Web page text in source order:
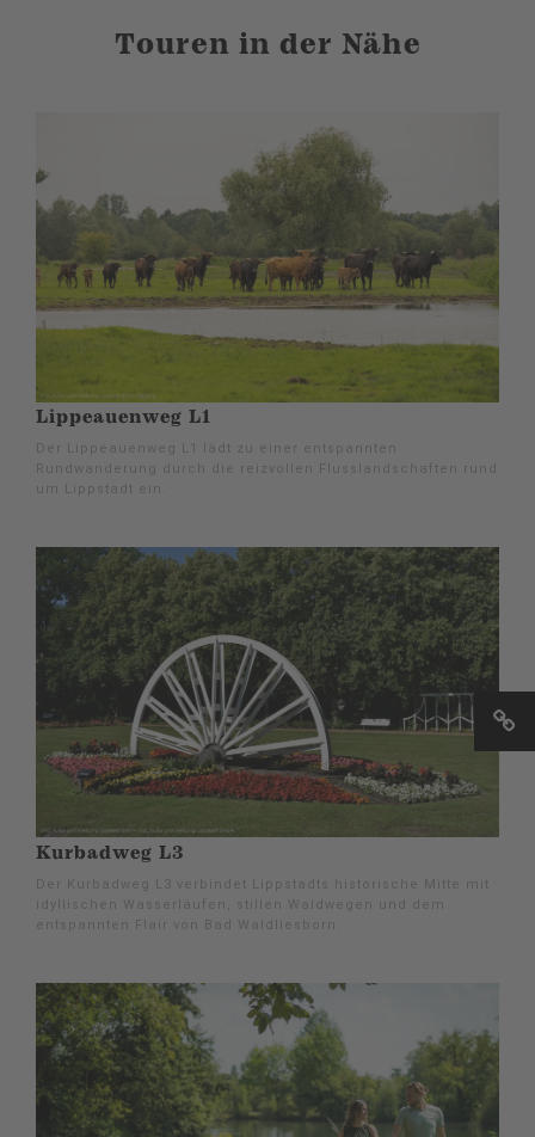
Touren in der Nähe
Lippeauenweg L1
Der Lippeauenweg L1 lädt zu einer entspannten
Rundwanderung durch die reizvollen Flusslandschaften rund
um Lippstadt ein.
Kurbadweg L3
Der Kurbadweg L3 verbindet Lippstadts historische Mitte mit
idyllischen Wasserläufen, stillen Waldwegen und dem
entspannten Flair von Bad Waldliesborn.